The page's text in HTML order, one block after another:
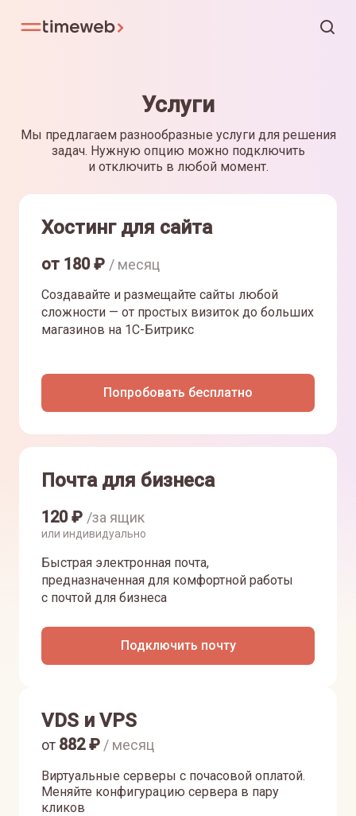
Услуги
Мы предлагаем разнообразные услуги для решения
задач. Нужную опцию можно подключить
и отключить в любой момент.
Хостинг для сайта
от 180₽ / месяц
Создавайте и размещайте сайты любой
сложности — от простых визиток до больших
магазинов на 1С-Битрикс
Попробовать бесплатно
Почта для бизнеса
120₽ /за ящик
или индивидуально
Быстрая электронная почта,
предназначенная для комфортной работы
с почтой для бизнеса
Подключить почту
VDS и VPS
Виртуальные серверы с почасовой оплатой.
Меняйте конфигурацию сервера в пару
кликов
от 882₽ / месяц